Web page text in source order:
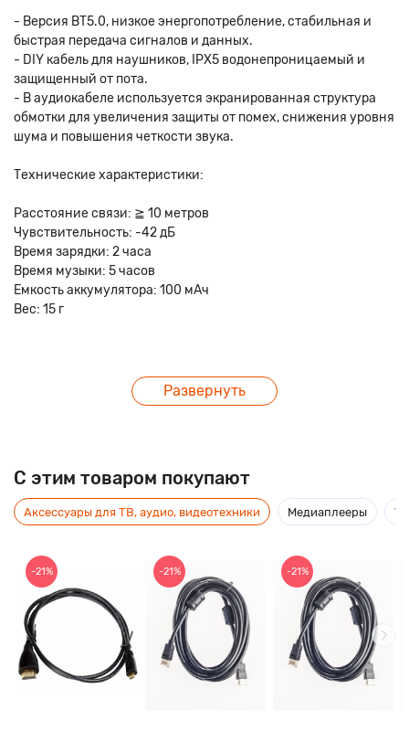
- Версия BT5.0, низкое энергопотребление, стабильная и
быстрая передача сигналов и данных.
- DIY кабель для наушников, IPX5 водонепроницаемый и
защищенный от пота.
- В аудиокабеле используется экранированная структура
обмотки для увеличения защиты от помех, снижения уровня
шума и повышения четкости звука.
Технические характеристики:
Расстояние связи: ≧ 10 метров
Чувствительность: -42 дБ
Время зарядки: 2 часа
Время музыки: 5 часов
Емкость аккумулятора: 100 мАч
Вес: 15 г
Развернуть
C этим товаром покупают
Аксессуары для ТВ, аудио, видеотехники Медиаплееры
-21% -21% -21%